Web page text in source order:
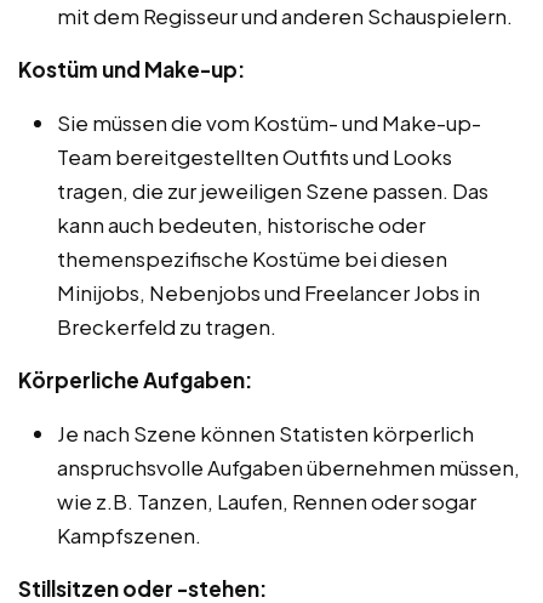
mit dem Regisseur und anderen Schauspielern.
Kostüm und Make-up:
Sie müssen die vom Kostüm- und Make-up-
Team bereitgestellten Outfits und Looks
tragen, die zur jeweiligen Szene passen. Das
kann auch bedeuten, historische oder
themenspezifische Kostüme bei diesen
Minijobs, Nebenjobs und Freelancer Jobs in
Breckerfeld zu tragen.
Körperliche Aufgaben:
Je nach Szene können Statisten körperlich
anspruchsvolle Aufgaben übernehmen müssen,
wie z.B. Tanzen, Laufen, Rennen oder sogar
Kampfszenen.
Stillsitzen oder -stehen: